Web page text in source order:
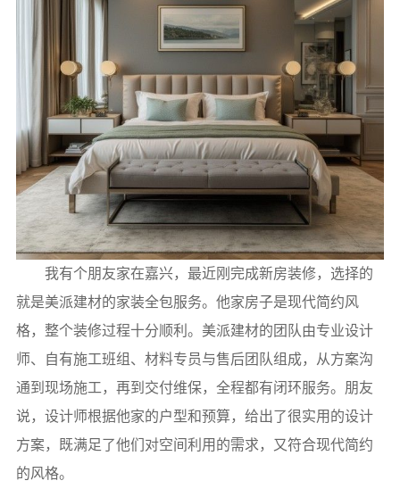
我有个朋友家在嘉兴，最近刚完成新房装修，选择的
就是美派建材的家装全包服务。他家房子是现代简约风
格，整个装修过程十分顺利。美派建材的团队由专业设计
师、自有施工班组、材料专员与售后团队组成，从方案沟
通到现场施工，再到交付维保，全程都有闭环服务。朋友
说，设计师根据他家的户型和预算，给出了很实用的设计
方案，既满足了他们对空间利用的需求，又符合现代简约
的风格。